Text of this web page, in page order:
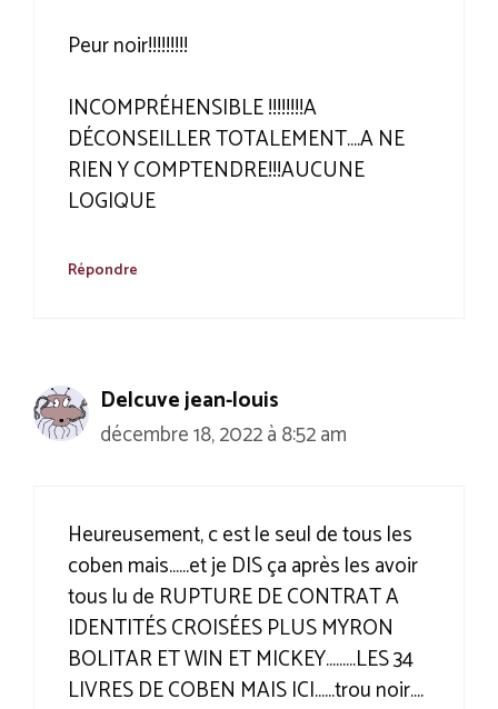
Peur noir!!!!!!!!!
INCOMPRÉHENSIBLE !!!!!!!!A
DÉCONSEILLER TOTALEMENT….A NE
RIEN Y COMPTENDRE!!!AUCUNE
LOGIQUE
Répondre
Delcuve jean-louis
décembre 18, 2022 à 8:52 am
Heureusement, c est le seul de tous les
coben mais……et je DIS ça après les avoir
tous lu de RUPTURE DE CONTRAT A
IDENTITÉS CROISÉES PLUS MYRON
BOLITAR ET WIN ET MICKEY………LES 34
LIVRES DE COBEN MAIS ICI……trou noir….